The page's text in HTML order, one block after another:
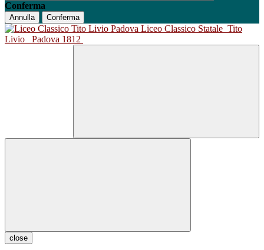
Conferma
Annulla Conferma
Liceo Classico Statale Tito
Livio
Padova 1812
close